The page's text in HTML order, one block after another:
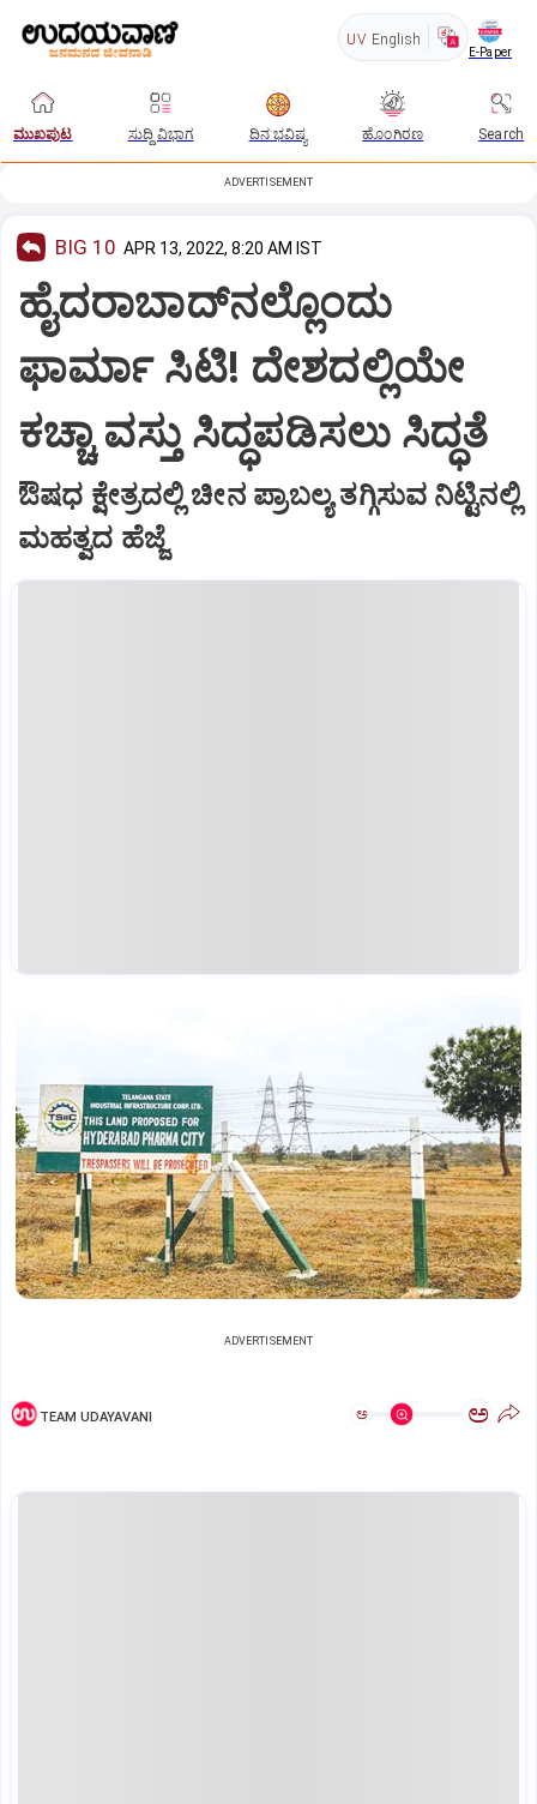
UV English
E-Paper
ಮುಖಪುಟ ಸುದ್ದಿ ವಿಭಾಗ ದಿನ ಭವಿಷ್ಯ ಹೊಂಗಿರಣ Search
ADVERTISEMENT
BIG 10 APR 13, 2022, 8:20 AM IST
ಹೈದರಾಬಾದ್‌ನಲ್ಲೊಂದು
ಫಾರ್ಮಾ ಸಿಟಿ! ದೇಶದಲ್ಲಿಯೇ
ಕಚ್ಚಾ ವಸ್ತು ಸಿದ್ಧಪಡಿಸಲು ಸಿದ್ಧತೆ
ಔಷಧ ಕ್ಷೇತ್ರದಲ್ಲಿ ಚೀನ ಪ್ರಾಬಲ್ಯ ತಗ್ಗಿಸುವ ನಿಟ್ಟಿನಲ್ಲಿ
ಮಹತ್ವದ ಹೆಜ್ಜೆ
ADVERTISEMENT
TEAM UDAYAVANI ಅ ಅ